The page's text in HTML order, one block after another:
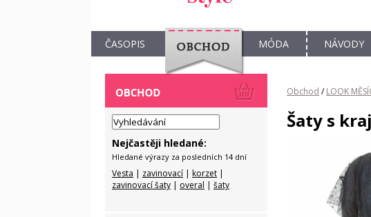
ČASOPIS
OBCHOD
MÓDA NÁVODY
Nejčastěji hledané:
Hledané výrazy za posledních 14 dní
Vesta | zavinovací | korzet |
zavinovací šaty | overal | šaty
Obchod / LOOK
Šaty s